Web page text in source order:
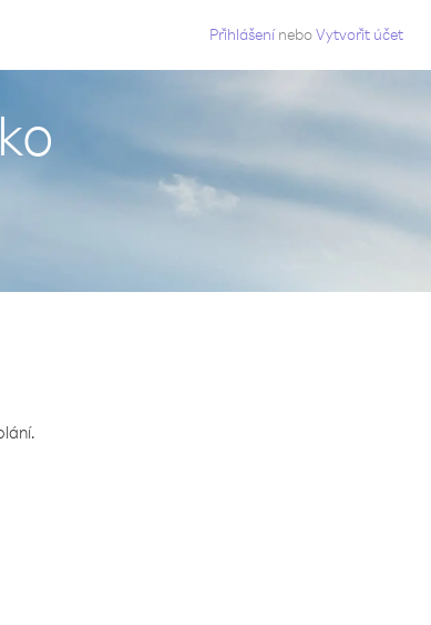
Přihlášení neboVytvořit účet